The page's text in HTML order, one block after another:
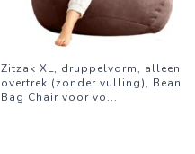
Zitzak XL, druppelvorm, alleen
overtrek (zonder vulling), Bean
Bag Chair voor vo...